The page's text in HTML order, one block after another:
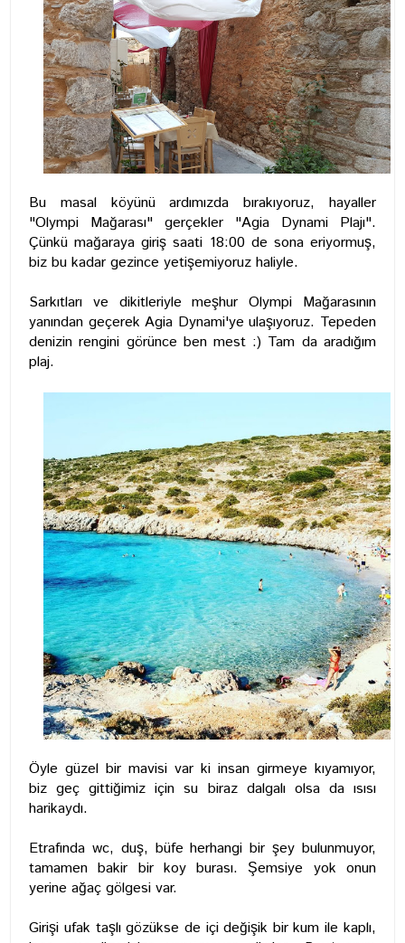
Bu masal köyünü ardımızda bırakıyoruz, hayaller
"Olympi Mağarası" gerçekler "Agia Dynami Plajı".
Çünkü mağaraya giriş saati 18:00 de sona eriyormuş,
biz bu kadar gezince yetişemiyoruz haliyle.
Sarkıtları ve dikitleriyle meşhur Olympi Mağarasının
yanından geçerek Agia Dynami'ye ulaşıyoruz. Tepeden
denizin rengini görünce ben mest :) Tam da aradığım
plaj.
Öyle güzel bir mavisi var ki insan girmeye kıyamıyor,
biz geç gittiğimiz için su biraz dalgalı olsa da ısısı
harikaydı.
Etrafında wc, duş, büfe herhangi bir şey bulunmuyor,
tamamen bakir bir koy burası. Şemsiye yok onun
yerine ağaç gölgesi var.
Girişi ufak taşlı gözükse de içi değişik bir kum ile kaplı,